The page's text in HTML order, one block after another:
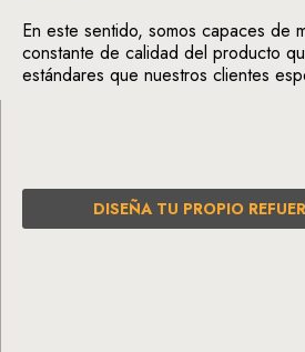
En este sentido, somos capaces de
constante de calidad del producto
estándares que nuestros clientes
DISEÑA TU PROPIO